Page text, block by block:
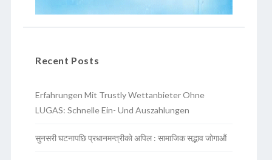
Recent Posts
Erfahrungen Mit Trustly Wettanbieter Ohne
LUGAS: Schnelle Ein- Und Auszahlungen
सुनसरी घटनापछि प्रधानमन्त्रीको अपिल : सामाजिक सद्भाव जोगाऔं